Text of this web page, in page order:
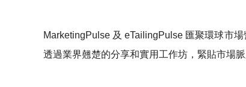
MarketingPulse 及 eTailingPulse 匯聚環球市
透過業界翹楚的分享和實用工作坊，緊貼市場